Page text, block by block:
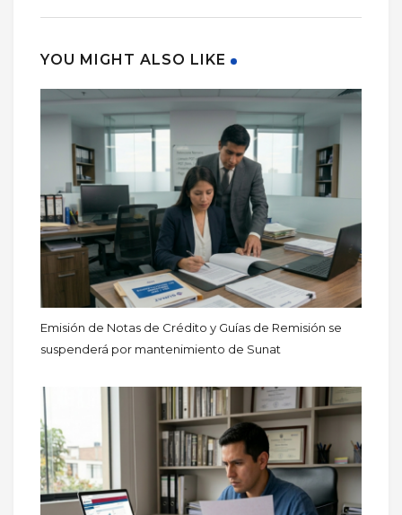
YOU MIGHT ALSO LIKE
Emisión de Notas de Crédito y Guías de Remisión se
suspenderá por mantenimiento de Sunat